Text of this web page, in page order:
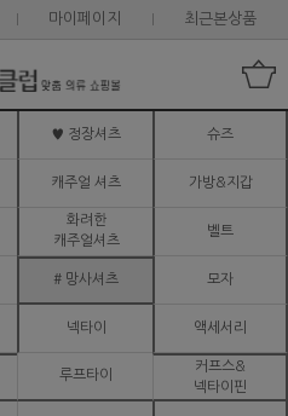
마이페이지 최근본상품
♥ 정장셔츠 슈즈
캐주얼 셔츠 가방&지갑
화려한
캐주얼셔츠
벨트
# 망사셔츠 모자
넥타이 액세서리
루프타이
커프스&
넥타이핀